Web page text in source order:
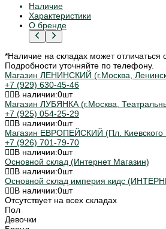
Наличие
Характеристики
О бренде
*Наличие на складах может отличаться
Подробности уточняйте по телефону.
Магазин ЛЕНИНСКИЙ (г.Москва,
+7 (929) 630-45-46
В наличии:0шт
Магазин ЛУБЯНКА (г.Москва,
+7 (925) 054-25-29
В наличии:0шт
Магазин ЕВРОПЕЙСКИЙ (Пл. Киевского
+7 (926) 701-79-70
В наличии:0шт
Основной склад (Интернет Магазин)
В наличии:0шт
Основной склад империя кидс
В наличии:0шт
Отсутствует на всех складах
Пол
Девочки